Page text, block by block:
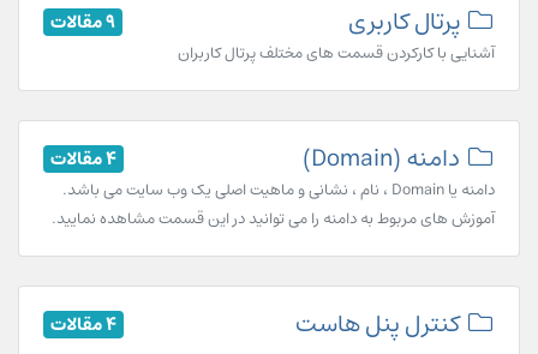
9 مقالات پرتال کاربری
آشنایی با کارکردن قسمت های مختلف پرتال کاربران
4 مقالات دامنه (Domain)
دامنه یا Domain ، نام ، نشانی و ماهیت اصلی یک وب سایت می باشد.
آموزش های مربوط به دامنه را می توانید در این قسمت مشاهده نمایید.
4 مقالات کنترل پنل هاست